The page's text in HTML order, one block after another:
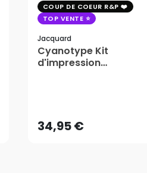
COUP DE COEUR R&P
TOP VENTE
Jacquard
Cyanotype Kit
d'impression
34,95 €AJOUTER AU PANIER